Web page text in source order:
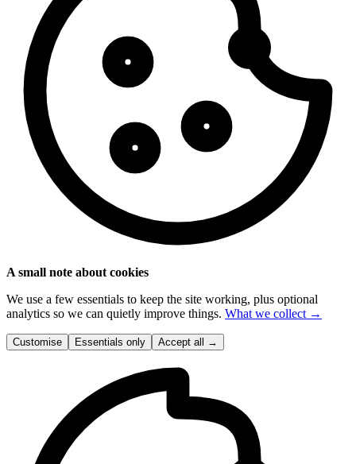
A small note about cookies
We use a few essentials to keep the site working, plus optional
analytics so we can quietly improve things. What we collect →
Customise Essentials only Accept all →